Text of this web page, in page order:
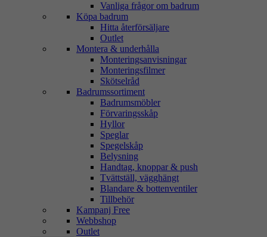
Vanliga frågor om badrum
Köpa badrum
Hitta återförsäljare
Outlet
Montera & underhålla
Monteringsanvisningar
Monteringsfilmer
Skötselråd
Badrumssortiment
Badrumsmöbler
Förvaringsskåp
Hyllor
Speglar
Spegelskåp
Belysning
Handtag, knoppar & push
Tvättställ, vägghängt
Blandare & bottenventiler
Tillbehör
Kampanj Free
Webbshop
Outlet